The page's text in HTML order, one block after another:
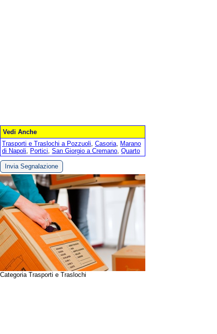
Vedi Anche
Trasporti e Traslochi a Pozzuoli, Casoria, Marano
di Napoli, Portici, San Giorgio a Cremano, Quarto
Invia Segnalazione
Categoria Trasporti e Traslochi